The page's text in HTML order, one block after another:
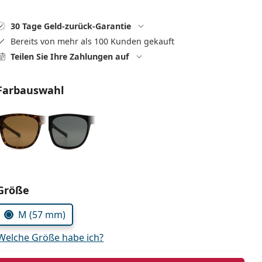
30 Tage Geld-zurück-Garantie
Bereits von mehr als 100 Kunden gekauft
Teilen Sie Ihre Zahlungen auf
wählen
M (57 mm)
Größe habe ich?